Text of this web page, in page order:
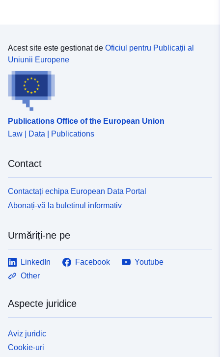
Acest site este gestionat de Oficiul pentru Publicații al
Uniunii Europene
Publications Office of the European Union
Law | Data | Publications
Contact
Contactați echipa European Data Portal
Abonați-vă la buletinul informativ
Urmăriți-ne pe
LinkedIn Facebook
Youtube
Other
Aspecte juridice
Aviz juridic
Cookie-uri